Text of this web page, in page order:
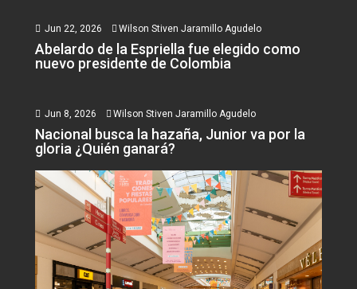
Jun 22, 2026 Wilson Stiven Jaramillo Agudelo
Abelardo de la Espriella fue elegido como
nuevo presidente de Colombia
Jun 8, 2026 Wilson Stiven Jaramillo Agudelo
Nacional busca la hazaña, Junior va por la
gloria ¿Quién ganará?